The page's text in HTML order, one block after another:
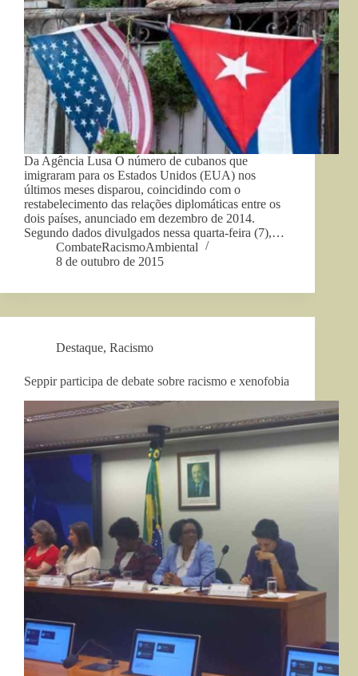
Da Agência Lusa O número de cubanos que
imigraram para os Estados Unidos (EUA) nos
últimos meses disparou, coincidindo com o
restabelecimento das relações diplomáticas entre os
dois países, anunciado em dezembro de 2014.
Segundo dados divulgados nessa quarta-feira (7),…
CombateRacismoAmbiental
8 de outubro de 2015
Destaque, Racismo
Seppir participa de debate sobre racismo e xenofobia